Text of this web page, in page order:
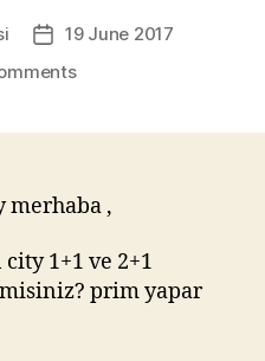
Post19 June 2017
on
Fest
Folkart
In
City
merhaba ,
1+1 ve 2+1
prim yapar